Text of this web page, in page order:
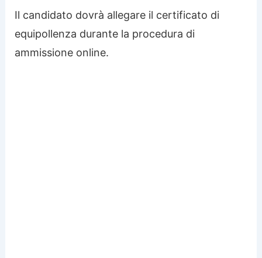
Il candidato dovrà allegare il certificato di
equipollenza durante la procedura di
ammissione online.